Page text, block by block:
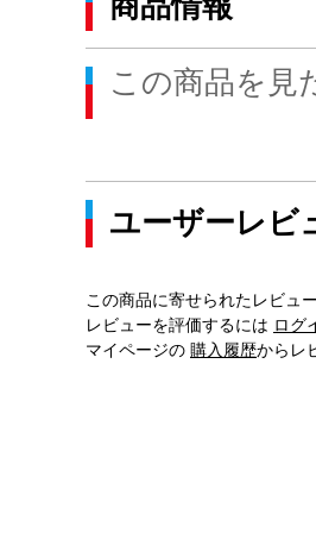
この商品を見
ユーザーレビ
この商品に寄せられたレビュ
レビューを評価するには ログ
マイページの 購入履歴からレ